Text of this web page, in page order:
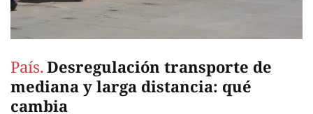
País. Desregulación transporte de
mediana y larga distancia: qué
cambia